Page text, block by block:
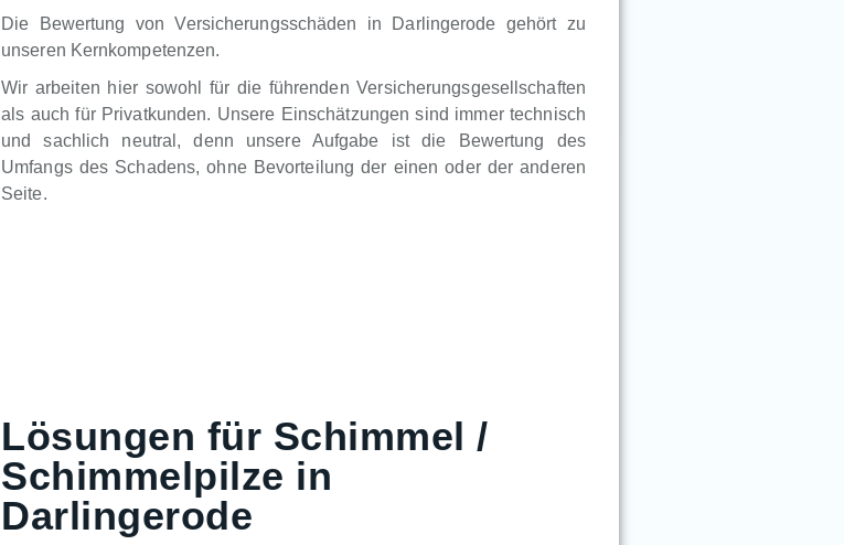
Die Bewertung von Versicherungsschäden in Darlingerode gehört zu
unseren Kernkompetenzen.
Wir arbeiten hier sowohl für die führenden Versicherungsgesellschaften
als auch für Privatkunden. Unsere Einschätzungen sind immer technisch
und sachlich neutral, denn unsere Aufgabe ist die Bewertung des
Umfangs des Schadens, ohne Bevorteilung der einen oder der anderen
Seite.
Lösungen für Schimmel /
Schimmelpilze in
Darlingerode